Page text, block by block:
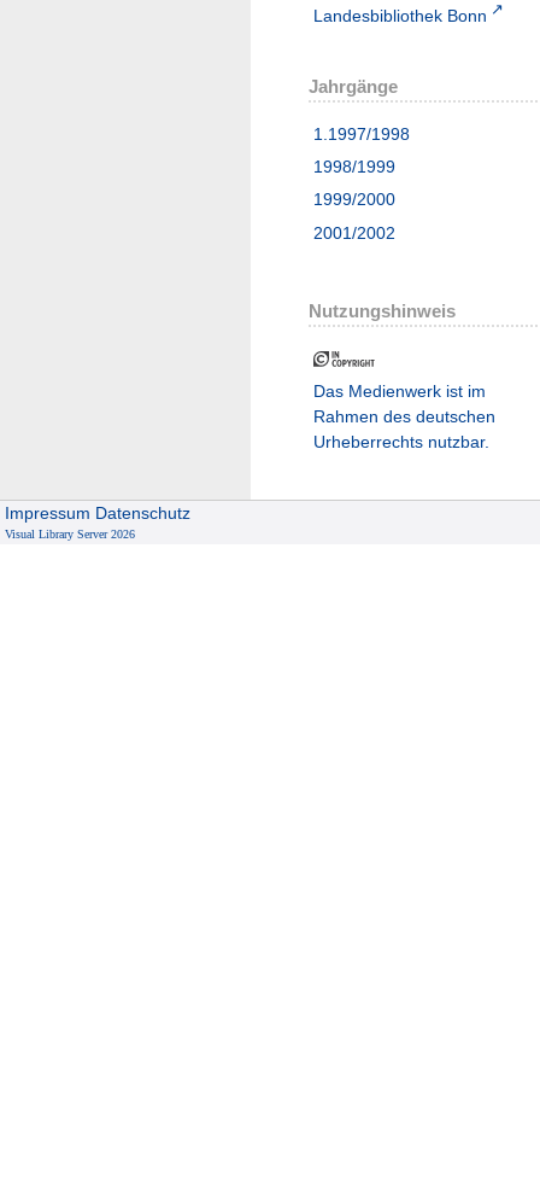
Landesbibliothek Bonn
Jahrgänge
1.1997/1998
1998/1999
1999/2000
2001/2002
Nutzungshinweis
Das Medienwerk ist im
Rahmen des deutschen
Urheberrechts nutzbar.
Impressum Datenschutz
Visual Library Server 2026